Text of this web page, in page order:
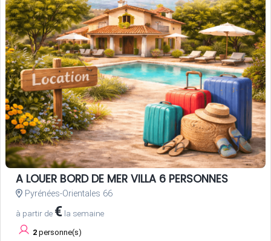
A LOUER BORD DE MER VILLA 6 PERSONNES
Pyrénées-Orientales 66
à partir de € la semaine
2 personne(s)